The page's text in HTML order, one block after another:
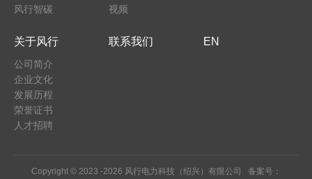
风行智碳
视频
关于风行
公司简介
企业文化
发展历程
荣誉证书
人才招聘
联系我们 EN
Copyright © 2023 -2026 风行电力科技（绍兴）有限公司 备案号：